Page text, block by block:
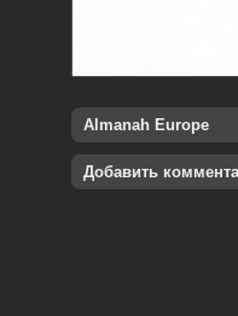
Almanah Europe
Добавить